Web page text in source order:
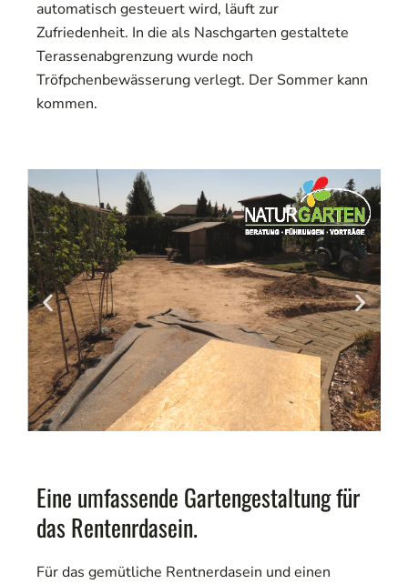
automatisch gesteuert wird, läuft zur
Zufriedenheit. In die als Naschgarten gestaltete
Terassenabgrenzung wurde noch
Tröfpchenbewässerung verlegt. Der Sommer kann
kommen.
Eine umfassende Gartengestaltung für
das Rentenrdasein.
Für das gemütliche Rentnerdasein und einen